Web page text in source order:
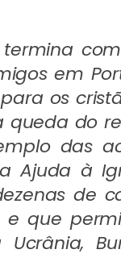
em
os
queda do
das
Ajuda à
de
e que